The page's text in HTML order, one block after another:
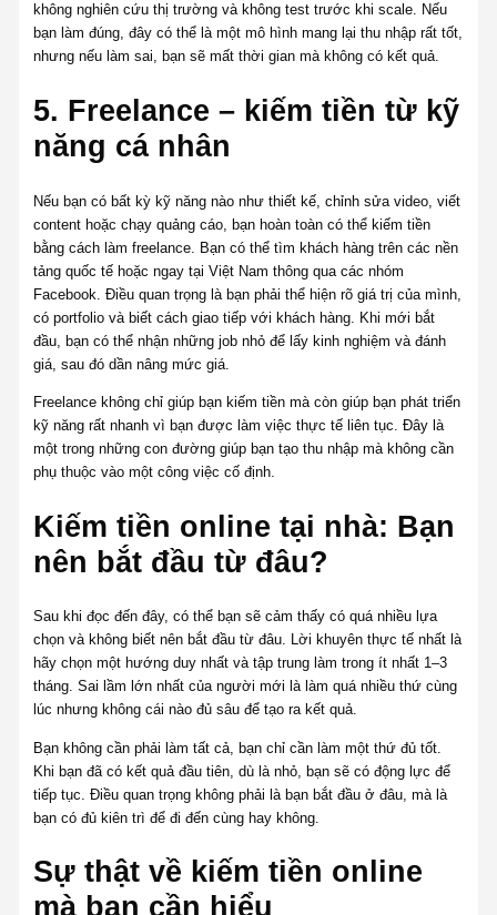
không nghiên cứu thị trường và không test trước khi scale. Nếu
bạn làm đúng, đây có thể là một mô hình mang lại thu nhập rất tốt,
nhưng nếu làm sai, bạn sẽ mất thời gian mà không có kết quả.
5. Freelance – kiếm tiền từ kỹ
năng cá nhân
Nếu bạn có bất kỳ kỹ năng nào như thiết kế, chỉnh sửa video, viết
content hoặc chạy quảng cáo, bạn hoàn toàn có thể kiếm tiền
bằng cách làm freelance. Bạn có thể tìm khách hàng trên các nền
tảng quốc tế hoặc ngay tại Việt Nam thông qua các nhóm
Facebook. Điều quan trọng là bạn phải thể hiện rõ giá trị của mình,
có portfolio và biết cách giao tiếp với khách hàng. Khi mới bắt
đầu, bạn có thể nhận những job nhỏ để lấy kinh nghiệm và đánh
giá, sau đó dần nâng mức giá.
Freelance không chỉ giúp bạn kiếm tiền mà còn giúp bạn phát triển
kỹ năng rất nhanh vì bạn được làm việc thực tế liên tục. Đây là
một trong những con đường giúp bạn tạo thu nhập mà không cần
phụ thuộc vào một công việc cố định.
Kiếm tiền online tại nhà: Bạn
nên bắt đầu từ đâu?
Sau khi đọc đến đây, có thể bạn sẽ cảm thấy có quá nhiều lựa
chọn và không biết nên bắt đầu từ đâu. Lời khuyên thực tế nhất là
hãy chọn một hướng duy nhất và tập trung làm trong ít nhất 1–3
tháng. Sai lầm lớn nhất của người mới là làm quá nhiều thứ cùng
lúc nhưng không cái nào đủ sâu để tạo ra kết quả.
Bạn không cần phải làm tất cả, bạn chỉ cần làm một thứ đủ tốt.
Khi bạn đã có kết quả đầu tiên, dù là nhỏ, bạn sẽ có động lực để
tiếp tục. Điều quan trọng không phải là bạn bắt đầu ở đâu, mà là
bạn có đủ kiên trì để đi đến cùng hay không.
Sự thật về kiếm tiền online
mà bạn cần hiểu